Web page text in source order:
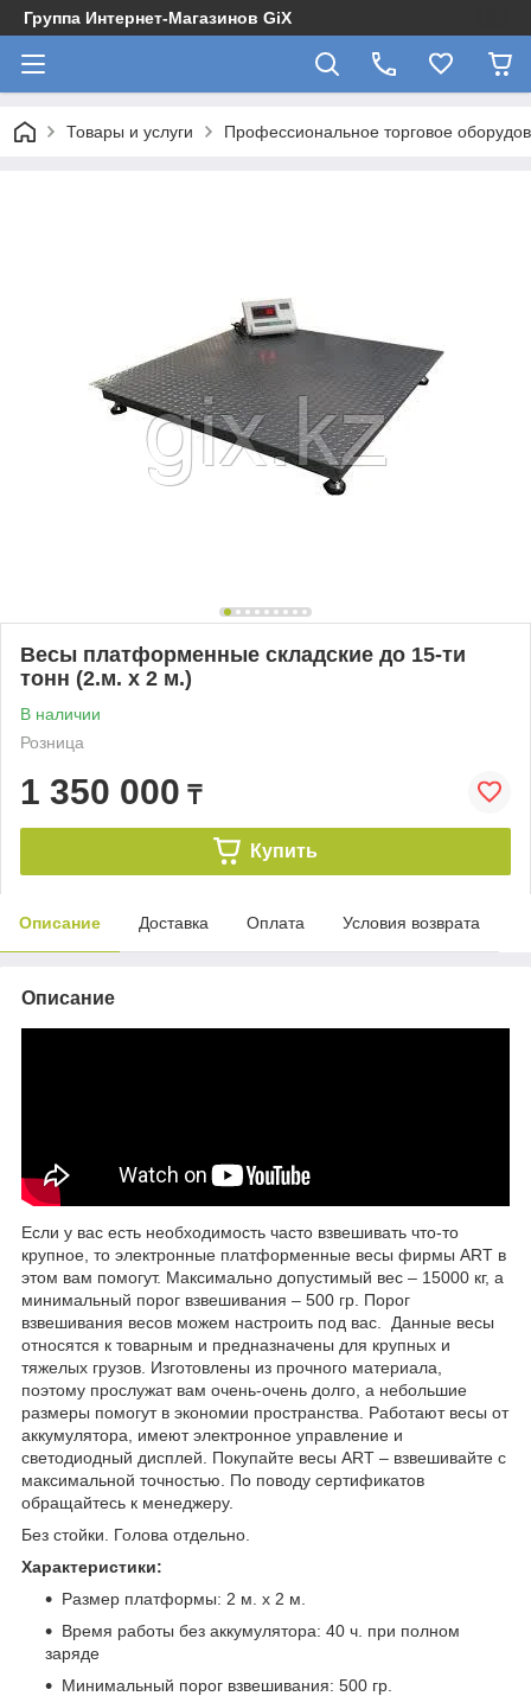
Группа Интернет-Магазинов GiX
Товары и услуги Профессиональное торговое
Весы платформенные складские до 15-ти
тонн (2.м. х 2 м.)
В наличии
Розница
1 350 000 ₸
Купить
Описание Доставка Оплата Условия возврата
Описание
Если у вас есть необходимость часто взвешивать что-то
крупное, то электронные платформенные весы фирмы ART в
этом вам помогут. Максимально допустимый вес – 15000 кг, а
минимальный порог взвешивания – 500 гр. Порог
взвешивания весов можем настроить под вас. Данные весы
относятся к товарным и предназначены для крупных и
тяжелых грузов. Изготовлены из прочного материала,
поэтому прослужат вам очень-очень долго, а небольшие
размеры помогут в экономии пространства. Работают весы от
аккумулятора, имеют электронное управление и
светодиодный дисплей. Покупайте весы ART – взвешивайте с
максимальной точностью. По поводу сертификатов
обращайтесь к менеджеру.
Без стойки. Голова отдельно.
Характеристики:
Размер платформы: 2 м. х 2 м.
Время работы без аккумулятора: 40 ч. при полном
заряде
Минимальный порог взвешивания: 500 гр.